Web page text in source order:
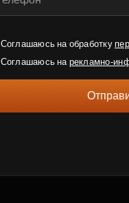
Соглашаюсь на обработку
Соглашаюсь на рекламно-